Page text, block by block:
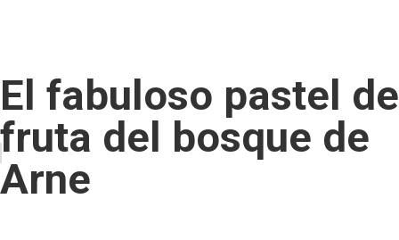
El fabuloso pastel de
fruta del bosque de
Arne